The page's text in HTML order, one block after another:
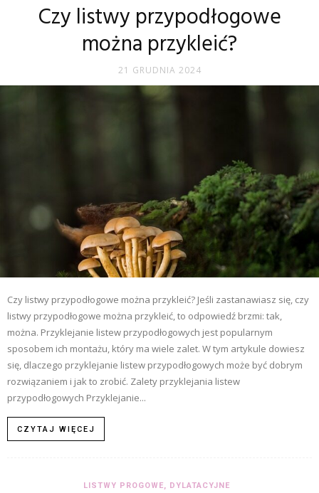
Czy listwy przypodłogowe
można przykleić?
21 GRUDNIA 2024
Czy listwy przypodłogowe można przykleić? Jeśli zastanawiasz się, czy
listwy przypodłogowe można przykleić, to odpowiedź brzmi: tak,
można. Przyklejanie listew przypodłogowych jest popularnym
sposobem ich montażu, który ma wiele zalet. W tym artykule dowiesz
się, dlaczego przyklejanie listew przypodłogowych może być dobrym
rozwiązaniem i jak to zrobić. Zalety przyklejania listew
przypodłogowych Przyklejanie...
CZYTAJ WIĘCEJ
LISTWY PROGOWE, DYLATACYJNE